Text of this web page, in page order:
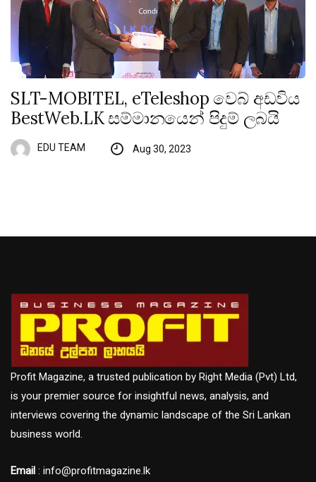
SLT-MOBITEL, eTeleshop වෙබ් අඩවිය
BestWeb.LK සම්මානයෙන් පිදුම් ලබයි
EDU TEAM Aug 30, 2023
Profit Magazine, a trusted publication by Right Media (Pvt) Ltd,
is your premier source for insightful news, analysis, and
interviews covering the dynamic landscape of the Sri Lankan
business world.
Email : info@profitmagazine.lk